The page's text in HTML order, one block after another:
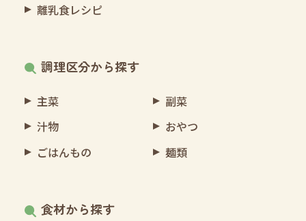
離乳食レシピ
調理区分から探す
主菜
副菜
汁物
おやつ
ごはんもの
麺類
食材から探す